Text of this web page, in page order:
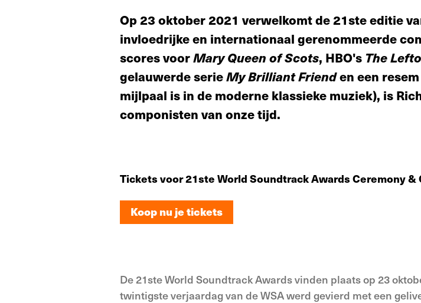
Op 23 oktober 2021 verwelkomt de 21ste editie
invloedrijke en internationaal gerenommeerde
scores voorMary Queen of Scots, HBO's The
gelauwerde serieMy Brilliant Frienden een
mijlpaal is in de moderne klassieke muziek), is
componisten van onze tijd.
Tickets voor 21ste World Soundtrack Awards Ceremony &
Koop nu je tickets
De 21ste World Soundtrack Awards vinden plaats op 23
twintigste verjaardag van de WSA werd gevierd met een